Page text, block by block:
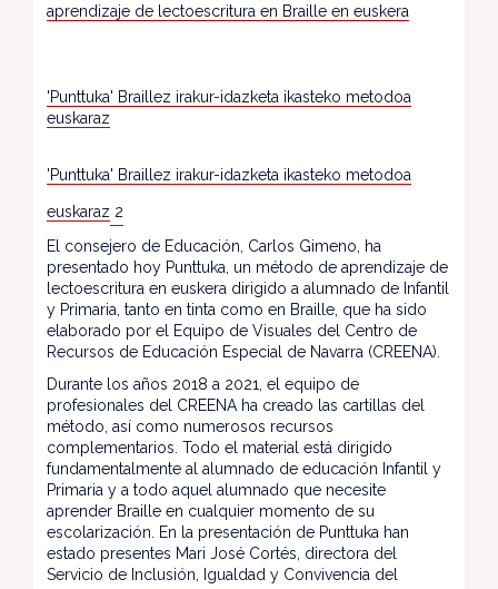
aprendizaje de lectoescritura en Braille en euskera
'Punttuka' Braillez irakur-idazketa ikasteko metodoa
euskaraz
'Punttuka' Braillez irakur-idazketa ikasteko metodoa
euskaraz 2
El consejero de Educación, Carlos Gimeno, ha
presentado hoy Punttuka, un método de aprendizaje de
lectoescritura en euskera dirigido a alumnado de Infantil
y Primaria, tanto en tinta como en Braille, que ha sido
elaborado por el Equipo de Visuales del Centro de
Recursos de Educación Especial de Navarra (CREENA).
Durante los años 2018 a 2021, el equipo de
profesionales del CREENA ha creado las cartillas del
método, así como numerosos recursos
complementarios. Todo el material está dirigido
fundamentalmente al alumnado de educación Infantil y
Primaria y a todo aquel alumnado que necesite
aprender Braille en cualquier momento de su
escolarización. En la presentación de Punttuka han
estado presentes Mari José Cortés, directora del
Servicio de Inclusión, Igualdad y Convivencia del